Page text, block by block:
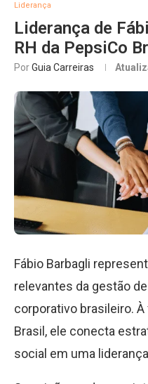
Liderança
Liderança de
RH da PepsiCo
PorGuia Carreiras
Fábio Barbagli
relevantes da gestão
corporativo brasileiro.
Brasil, ele conecta
social em uma